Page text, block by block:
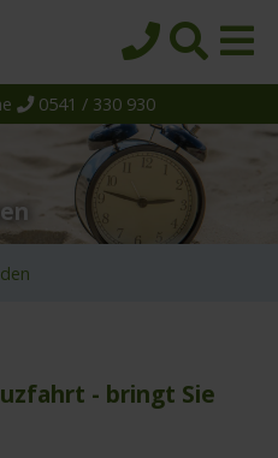
0541 / 330 930
- bringt Sie